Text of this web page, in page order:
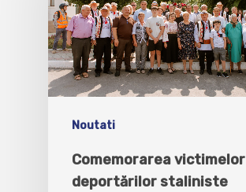
Noutati
Comemorarea victimelor
deportărilor staliniste